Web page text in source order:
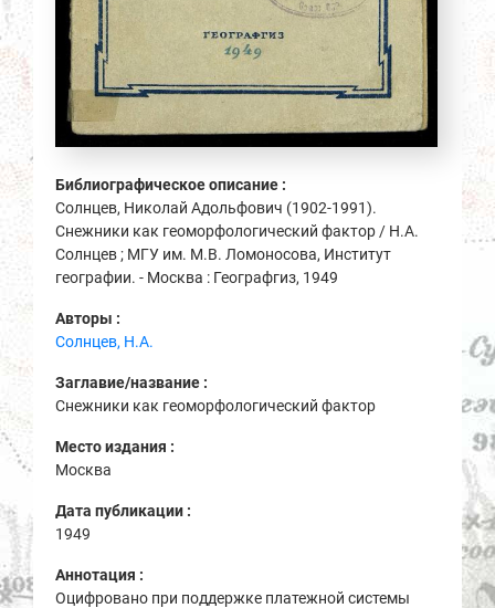
Библиографическое описание :
Солнцев, Николай Адольфович (1902-1991).
Снежники как геоморфологический фактор / Н.А.
Солнцев ; МГУ им. М.В. Ломоносова, Институт
географии. - Москва : Географгиз, 1949
Авторы :
Солнцев, Н.А.
Заглавие/название :
Снежники как геоморфологический фактор
Место издания :
Москва
Дата публикации :
1949
Аннотация :
Оцифровано при поддержке платежной системы